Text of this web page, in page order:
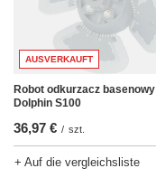
AUSVERKAUFT
Robot odkurzacz basenowy
Dolphin S100
36,97 € / szt.
+ Auf die vergleichsliste